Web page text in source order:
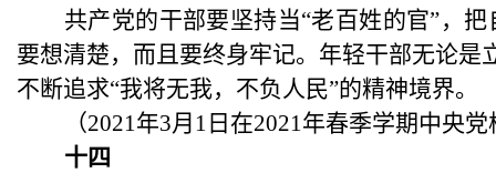
共产党的干部要坚持当“老百姓的官”，
要想清楚，而且要终身牢记。年轻干部无论是
不断追求“我将无我，不负人民”的精神境界。
（2021年3月1日在2021年春季学期中央
十四